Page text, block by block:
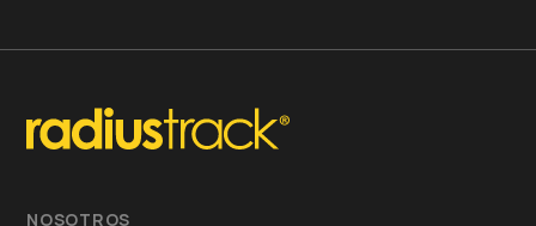
NOSOTROS